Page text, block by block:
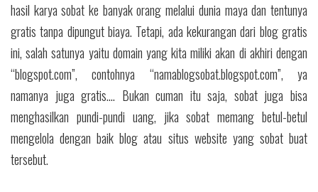
hasil karya sobat ke banyak orang melalui dunia maya dan tentunya
gratis tanpa dipungut biaya. Tetapi, ada kekurangan dari blog gratis
ini, salah satunya yaitu domain yang kita miliki akan di akhiri dengan
“blogspot.com”, contohnya “namablogsobat.blogspot.com”, ya
namanya juga gratis.... Bukan cuman itu saja, sobat juga bisa
menghasilkan pundi-pundi uang, jika sobat memang betul-betul
mengelola dengan baik blog atau situs website yang sobat buat
tersebut.